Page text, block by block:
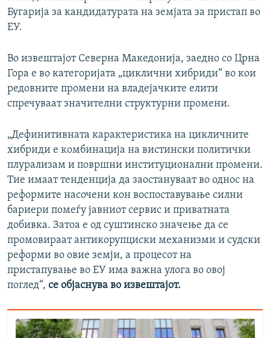
Бугарија за кандидатурата на земјата за пристап во
ЕУ.
Во извештајот Северна Македонија, заедно со Црна
Гора е во категоријата „циклични хибриди“ во кои
редовните промени на владејачките елити
спречуваат значителни структурни промени.
„Дефинитивната карактеристика на цикличните
хибриди е комбинација на вистински политички
плурализам и површни институционални промени.
Тие имаат тенденција да заостануваат во однос на
реформите насочени кон воспоставување силни
бариери помеѓу јавниот сервис и приватната
добивка. Затоа е од суштинско значење да се
промовираат антикорупциски механизми и судски
реформи во овие земји, а процесот на
пристапување во ЕУ има важна улога во овој
поглед“, се објаснува во извештајот.